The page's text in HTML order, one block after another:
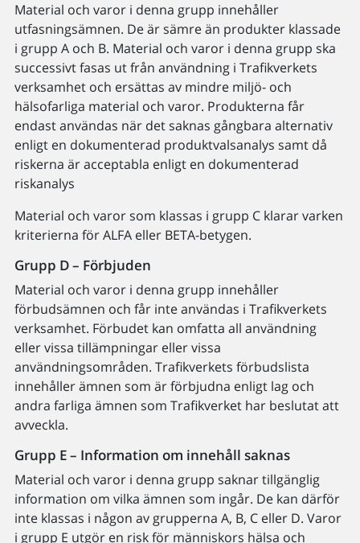
Material och varor i denna grupp innehåller
utfasningsämnen. De är sämre än produkter klassade
i grupp A och B. Material och varor i denna grupp ska
successivt fasas ut från användning i Trafikverkets
verksamhet och ersättas av mindre miljö- och
hälsofarliga material och varor. Produkterna får
endast användas när det saknas gångbara alternativ
enligt en dokumenterad produktvalsanalys samt då
riskerna är acceptabla enligt en dokumenterad
riskanalys
Material och varor som klassas i grupp C klarar varken
kriterierna för ALFA eller BETA-betygen.
Grupp D – Förbjuden
Material och varor i denna grupp innehåller
förbudsämnen och får inte användas i Trafikverkets
verksamhet. Förbudet kan omfatta all användning
eller vissa tillämpningar eller vissa
användningsområden. Trafikverkets förbudslista
innehåller ämnen som är förbjudna enligt lag och
andra farliga ämnen som Trafikverket har beslutat att
avveckla.
Grupp E – Information om innehåll saknas
Material och varor i denna grupp saknar tillgänglig
information om vilka ämnen som ingår. De kan därför
inte klassas i någon av grupperna A, B, C eller D. Varor
i grupp E utgör en risk för människors hälsa och